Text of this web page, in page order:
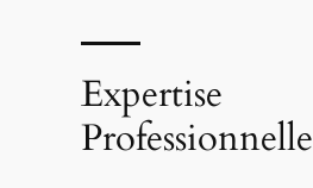
Expertise
Professionnelle